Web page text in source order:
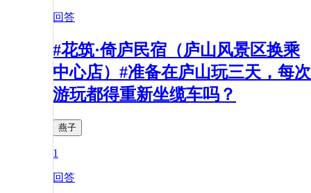
回答
#花筑·倚庐民宿（庐山风景区换乘
中心店）#准备在庐山玩三天，每次
游玩都得重新坐缆车吗？
燕子
1
回答